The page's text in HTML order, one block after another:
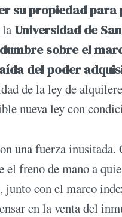
su propiedad
laUniversidad de
sobre el
del poder
de la ley de
nueva ley con
una fuerza
freno de mano a
junto con el marco
en la venta del